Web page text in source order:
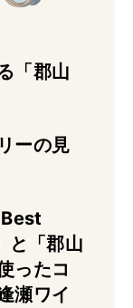
「郡山
ーの見
と「郡山
ったコ
瀬ワイ